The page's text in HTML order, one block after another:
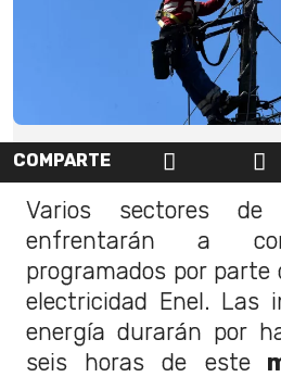
COMPARTE
Varios sectores
enfrentarán a
programados por parte
electricidad Enel. Las
energía durarán por
seis horas de este